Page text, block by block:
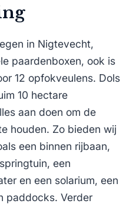
in Nigtevecht,
paardenboxen, ook is
12 opfokveulens. Dols
10 hectare
aan doen om de
houden. Zo bieden wij
een binnen rijbaan,
een
en een solarium, een
paddocks. Verder